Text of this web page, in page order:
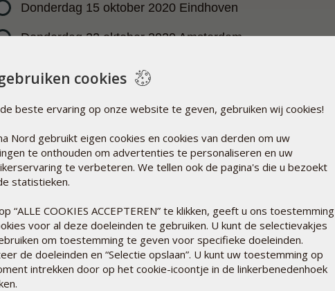
Donderdag 15 oktober 2020 Eindhoven
Donderdag 22 oktober 2020 Amsterdam
Donderdag 29 oktober 2020 Zwolle
*
*
Woonplaats: *
cookies
beste ervaring op onze website te geven, gebruiken wij cookies!
Nord gebruikt eigen cookies en cookies van derden om uw
te onthouden om advertenties te personaliseren en uw
te verbeteren. We tellen ook de pagina's die u bezoekt
statistieken.
“ALLE COOKIES ACCEPTEREN” te klikken, geeft u ons toestemming
voor al deze doeleinden te gebruiken. U kunt de selectievakjes
om toestemming te geven voor specifieke doeleinden.
de doeleinden en “Selectie opslaan”. U kunt uw toestemming op
intrekken door op het cookie-icoontje in de linkerbenedenhoek